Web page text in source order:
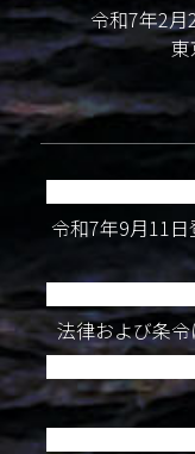
令和7年2月
令和7年9月11
法律および条